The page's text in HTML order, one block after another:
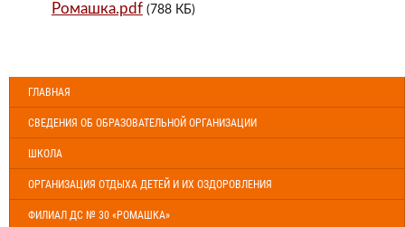
Ромашка.pdf (788 КБ)
ГЛАВНАЯ
СВЕДЕНИЯ ОБ ОБРАЗОВАТЕЛЬНОЙ ОРГАНИЗАЦИИ
ШКОЛА
ОРГАНИЗАЦИЯ ОТДЫХА ДЕТЕЙ И ИХ ОЗДОРОВЛЕНИЯ
ФИЛИАЛ ДС № 30 «РОМАШКА»